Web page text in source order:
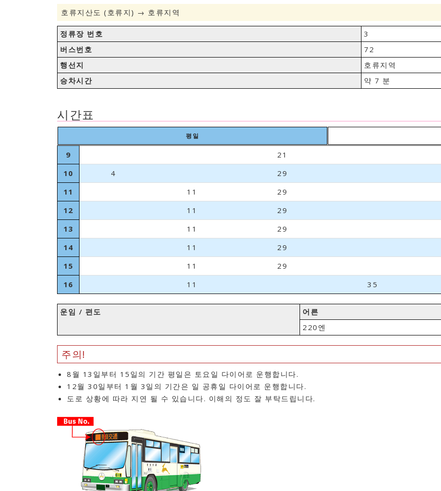
호류지산도 (호류지) → 호류지역
정류장 번호
3
버스번호
72
행선지
호류지역
승차시간
약 7 분
시간표
평일
9 21
10
4 29
11
11 29
12
11 29
13
11 29
14
11 29
15
11 29
16
11 35
운임 / 편도 어른
220엔
주의!
8월 13일부터 15일의 기간 평일은 토요일 다이어로 운행합니다.
12월 30일부터 1월 3일의 기간은 일 공휴일 다이어로 운행합니다.
도로 상황에 따라 지연 될 수 있습니다. 이해의 정도 잘 부탁드립니다.